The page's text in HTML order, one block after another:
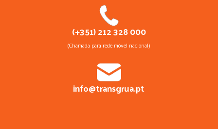
(+351) 212 328 000
(Chamada para rede móvel nacional)
info@transgrua.pt